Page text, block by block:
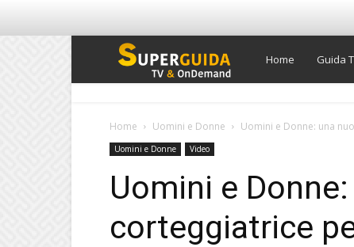
Super
Home Guida
Home Uomini e Donne Uomini e Donne: una
Uomini e Donne Video
Uomini e
corteggiatrice